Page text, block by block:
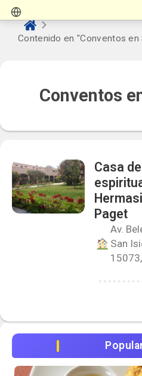
Contenido en "Conventos en
Conventos
Casa de
Paget
Av.
San